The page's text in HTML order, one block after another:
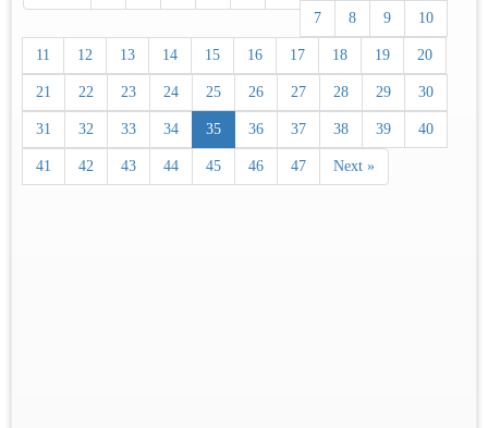
7
8 9 10
11 12 13 14 15 16 17 18 19 20
21 22 23 24 25 26 27 28 29 30
31 32 33 34 35 36 37 38 39 40
41 42 43 44 45 46 47 Next »